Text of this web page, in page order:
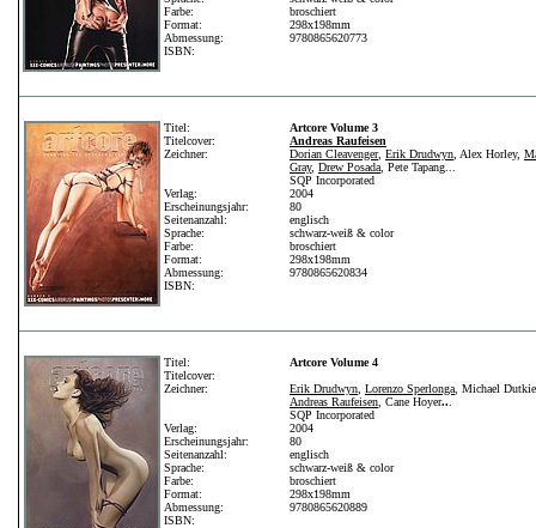
Farbe:
Format:
Abmessung:
ISBN:
broschiert
298x198mm
9780865620773
Titel:
Titelcover:
Zeichner:
Verlag:
Erscheinungsjahr:
Seitenanzahl:
Sprache:
Farbe:
Format:
Abmessung:
ISBN:
Artcore Volume 3
Andreas Raufeisen
Dorian Cleavenger, Erik Drudwyn , Alex Horley,
Gray, Drew Posada , Pete Tapang...
SQP Incorporated
2004
80
englisch
schwarz-weiß & color
broschiert
298x198mm
9780865620834
Titel:
Titelcover:
Zeichner:
Verlag:
Erscheinungsjahr:
Seitenanzahl:
Sprache:
Farbe:
Format:
Abmessung:
ISBN:
Artcore Volume 4
Erik Drudwyn Lorenzo Sperlonga , Michael
Andreas Raufeisen , Cane Hoyer..
SQP Incorporated
2004
80
englisch
schwarz-weiß & color
broschiert
298x198mm
9780865620889